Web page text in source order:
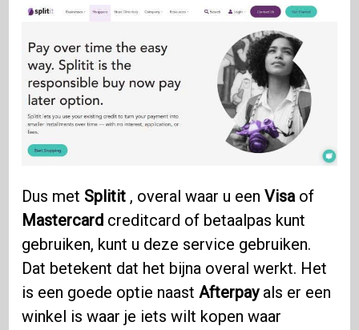
Dus met Splitit , overal waar u eenVisaof
Mastercard creditcard of betaalpas kunt
gebruiken, kunt u deze service gebruiken.
Dat betekent dat het bijna overal werkt. Het
is een goede optie naastAfterpayals er een
winkel is waar je iets wilt kopen waar